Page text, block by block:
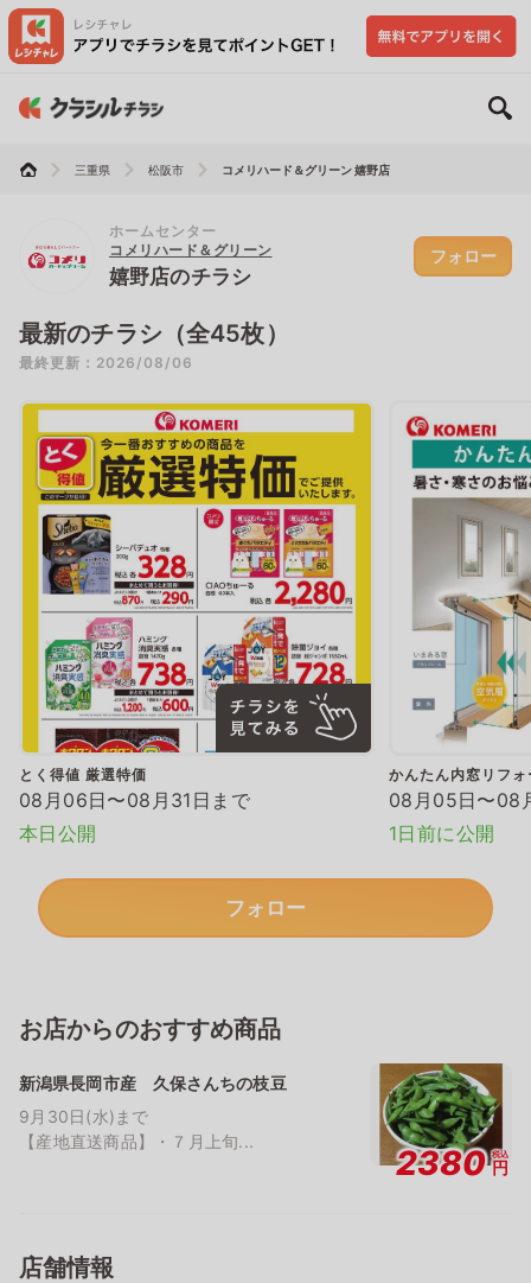
三重県 松阪市 コメリハード＆グリーン 嬉野店
ホームセンター
コメリハード＆グリーン
嬉野店のチラシ
フォロー
最新のチラシ（全45枚）
最終更新：2026/08/06
とく得値 厳選特価
08月06日〜08月31日まで
本日公開
かんたん内窓リフォ
08月05日〜08
1日前に公開
フォロー
お店からのおすすめ商品
新潟県長岡市産 久保さんちの枝豆
9月30日(水)まで
【産地直送商品】・７月上旬...
2380 税込
円
店舗情報